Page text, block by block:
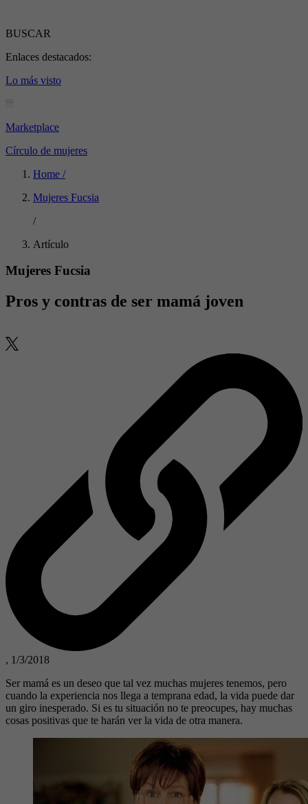
BUSCAR
Enlaces destacados:
Lo más visto
Marketplace
Círculo de mujeres
Home /
Mujeres Fucsia
/
Artículo
Mujeres Fucsia
Pros y contras de ser mamá joven
, 1/3/2018
Ser mamá es un deseo que tal vez muchas mujeres tenemos, pero
cuando la experiencia nos llega a temprana edad, la vida puede dar
un giro inesperado. Si es tu situación no te preocupes, hay muchas
cosas positivas que te harán ver la vida de otra manera.